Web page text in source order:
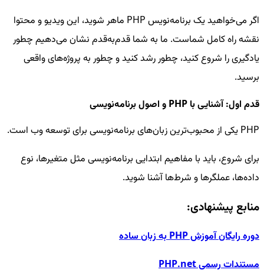
اگر می‌خواهید یک برنامه‌نویس PHP ماهر شوید، این ویدیو و محتوا
نقشه راه کامل شماست. ما به شما قدم‌به‌قدم نشان می‌دهیم چطور
یادگیری را شروع کنید، چطور رشد کنید و چطور به پروژه‌های واقعی
برسید.
قدم اول: آشنایی با PHP و اصول برنامه‌نویسی
PHP یکی از محبوب‌ترین زبان‌های برنامه‌نویسی برای توسعه وب است.
برای شروع، باید با مفاهیم ابتدایی برنامه‌نویسی مثل متغیرها، نوع
داده‌ها، عملگرها و شرط‌ها آشنا شوید.
منابع پیشنهادی:
دوره رایگان آموزش PHP به زبان ساده
مستندات رسمی PHP.net